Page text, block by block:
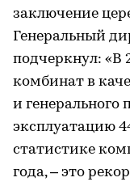
заключение
Генеральный
подчеркнул: «В
комбинат в
и генерального
эксплуатацию
статистике
года, – это